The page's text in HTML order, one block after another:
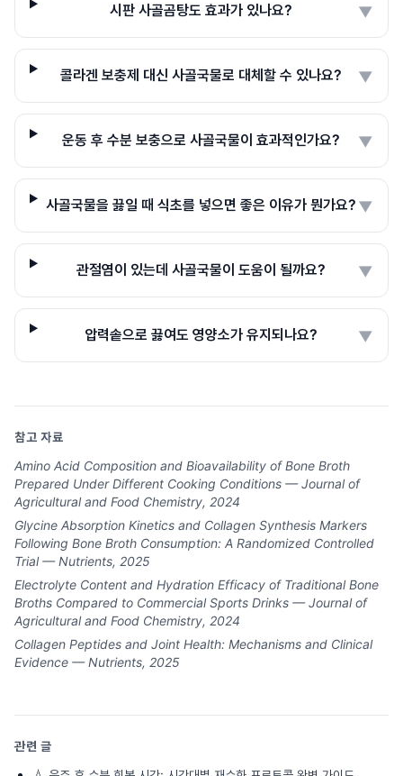
시판 사골곰탕도 효과가 있나요? ▼
콜라겐 보충제 대신 사골국물로 대체할 수 있나요? ▼
운동 후 수분 보충으로 사골국물이 효과적인가요? ▼
사골국물을 끓일 때 식초를 넣으면 좋은 이유가 뭔가요? ▼
관절염이 있는데 사골국물이 도움이 될까요? ▼
압력솥으로 끓여도 영양소가 유지되나요? ▼
참고 자료
Amino Acid Composition and Bioavailability of Bone Broth
Prepared Under Different Cooking Conditions — Journal of
Agricultural and Food Chemistry, 2024
Glycine Absorption Kinetics and Collagen Synthesis Markers
Following Bone Broth Consumption: A Randomized Controlled
Trial — Nutrients, 2025
Electrolyte Content and Hydration Efficacy of Traditional Bone
Broths Compared to Commercial Sports Drinks — Journal of
Agricultural and Food Chemistry, 2024
Collagen Peptides and Joint Health: Mechanisms and Clinical
Evidence — Nutrients, 2025
관련 글